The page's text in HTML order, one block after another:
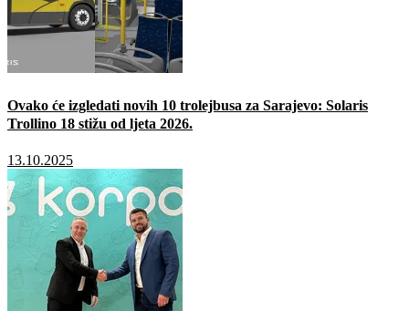
Ovako će izgledati novih 10 trolejbusa za Sarajevo: Solaris
Trollino 18 stižu od ljeta 2026.
13.10.2025